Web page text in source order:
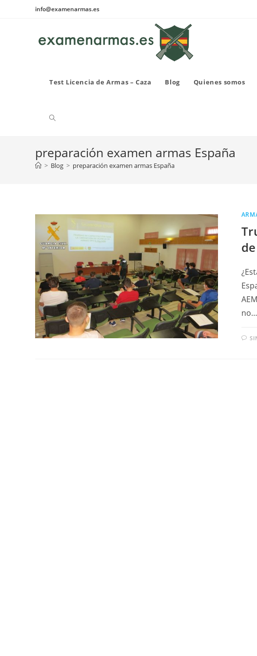
info@examenarmas.es
Test Licencia de Armas – Caza Blog Quienes somos
Alternar
búsqueda
la
preparación examen armas España
> Blog > preparación examen armas España
no…